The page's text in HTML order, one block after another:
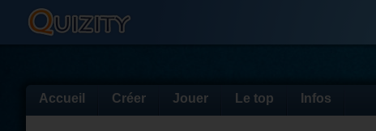
Accueil Créer Jouer Le top Infos